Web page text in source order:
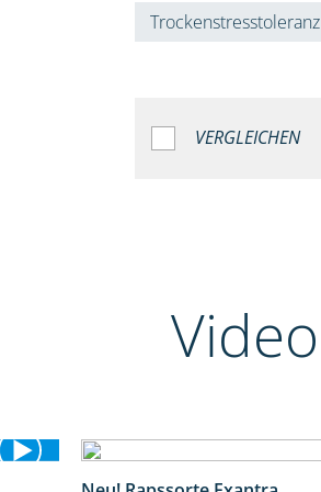
Trockenstresstoleranz
VERGLEICHEN
Video